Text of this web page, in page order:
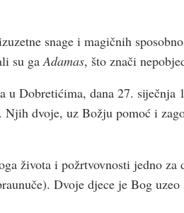
snage i magičnih
su gaAdamas, što znači
u Dobretićima, dana 27.
dvoje, uz Božju pomoć i
života i požrtvovnosti jedno
Dvoje djece je Bog